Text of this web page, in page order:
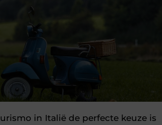
in Italië de perfecte keuze is